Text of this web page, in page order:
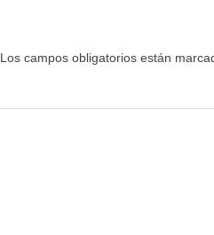
Los campos obligatorios están